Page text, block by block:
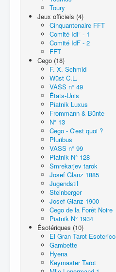
Toury
Jeux officiels (4)
Cinquantenaire FFT
Comité IdF - 1
Comité IdF - 2
FFT
Cego (18)
F. X. Schmid
Wüst C.L.
VASS n° 49
États-Unis
Piatnik Luxus
Frommann & Bünte
N° 13
Cego - C'est quoi ?
Pluribus
VASS n° 99
Piatnik N° 128
Smrekarjev tarok
Josef Glanz 1885
Jugendstil
Steinberger
Josef Glanz 1900
Cego de la Forêt Noire
Piatnik N° 1934
Ésotériques (10)
El Gran Tarot Esoterico
Gambette
Hyena
Keymaster Tarot